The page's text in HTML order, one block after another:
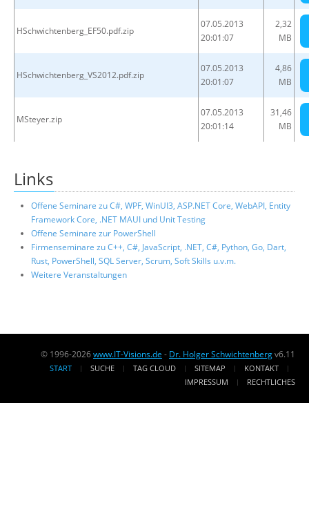
HSchwichtenberg_EF50.pdf.zip
07.05.2013
20:01:07
2,32
MB
HSchwichtenberg_VS2012.pdf.zip
07.05.2013
20:01:07
4,86
MB
MSteyer.zip
07.05.2013
20:01:14
31,46
MB
Links
Offene Seminare zu C#, WPF, WinUI3, ASP.NET Core, WebAPI, Entity
Framework Core, .NET MAUI und Unit Testing
Offene Seminare zur PowerShell
Firmenseminare zu C++, C#, JavaScript, .NET, C#, Python, Go, Dart,
Rust, PowerShell, SQL Server, Scrum, Soft Skills u.v.m.
Weitere Veranstaltungen
© 1996-2026www.IT-Visions.de - Dr. Holger Schwichtenbergv6.11
START SUCHE TAG CLOUD SITEMAP
KONTAKT
IMPRESSUM
RECHTLICHES